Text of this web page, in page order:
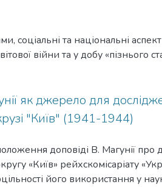
соціальні та національні
війни та у добу «пізнього
як джерело для
"Київ" (1941-1944)
доповіді В. Магунії
«Київ» рейхскомісаріату
його використання у